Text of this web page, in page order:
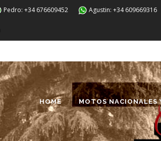
Pedro: +34 676609452 Agustin: +34 609669316
HOME MOTOS NACIONALES